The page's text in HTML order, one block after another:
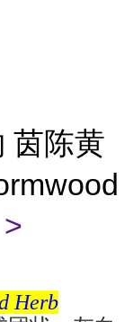
茵陈黄
Herb